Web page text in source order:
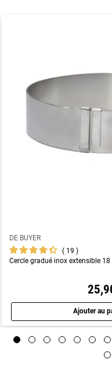
DE BUYER
19
Cercle gradué inox extensible
Ajouter au